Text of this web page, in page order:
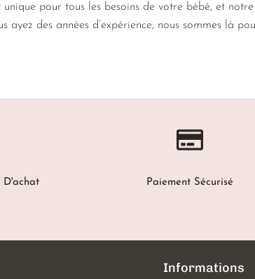
unique pour tous les besoins de votre bébé, et
ayez des années d’expérience, nous sommes là
D'achat Paiement Sécurisé
Informations